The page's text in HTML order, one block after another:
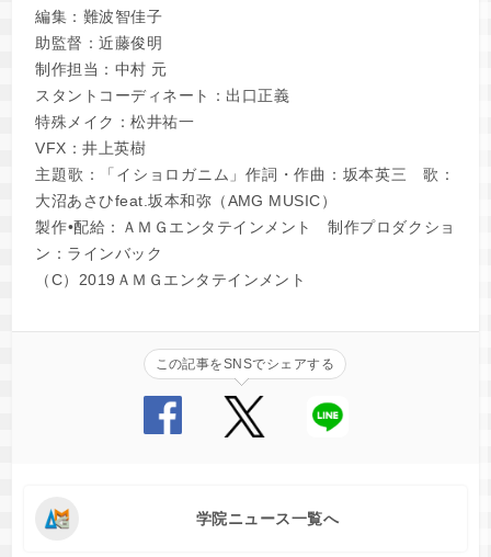
編集：難波智佳子
助監督：近藤俊明
制作担当：中村 元
スタントコーディネート：出口正義
特殊メイク：松井祐一
VFX：井上英樹
主題歌：「イショロガニム」作詞・作曲：坂本英三 歌：
大沼あさひfeat.坂本和弥（AMG MUSIC）
製作•配給：ＡＭＧエンタテインメント 制作プロダクショ
ン：ラインバック
（C）2019ＡＭＧエンタテインメント
この記事をSNSでシェアする
学院ニュース一覧へ